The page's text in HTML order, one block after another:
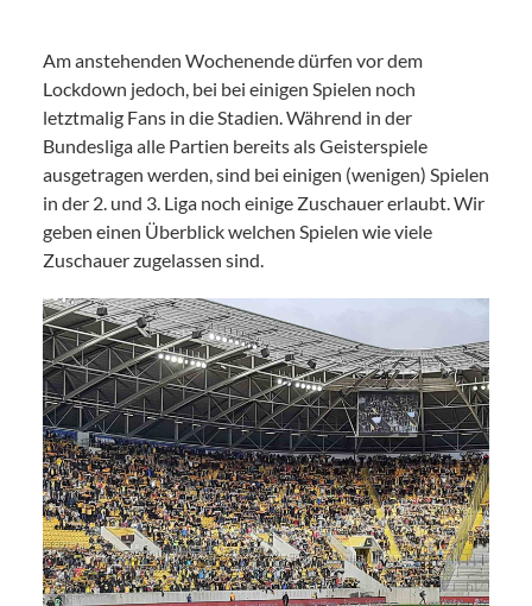
Am anstehenden Wochenende dürfen vor dem
Lockdown jedoch, bei bei einigen Spielen noch
letztmalig Fans in die Stadien. Während in der
Bundesliga alle Partien bereits als Geisterspiele
ausgetragen werden, sind bei einigen (wenigen) Spielen
in der 2. und 3. Liga noch einige Zuschauer erlaubt. Wir
geben einen Überblick welchen Spielen wie viele
Zuschauer zugelassen sind.